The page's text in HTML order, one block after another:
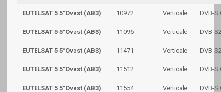
EUTELSAT 5 5°Ovest (AB3) 10972 Verticale DVB-S
EUTELSAT 5 5°Ovest (AB3) 11096 Verticale DVB-
EUTELSAT 5 5°Ovest (AB3) 11471 Verticale DVB-
EUTELSAT 5 5°Ovest (AB3) 11512 Verticale DVB-S
EUTELSAT 5 5°Ovest (AB3) 11554 Verticale DVB-S